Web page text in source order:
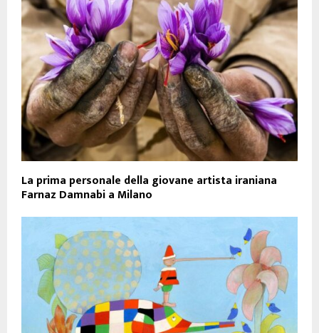
La prima personale della giovane artista iraniana
Farnaz Damnabi a Milano